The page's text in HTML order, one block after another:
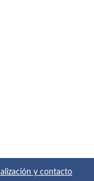
y contacto